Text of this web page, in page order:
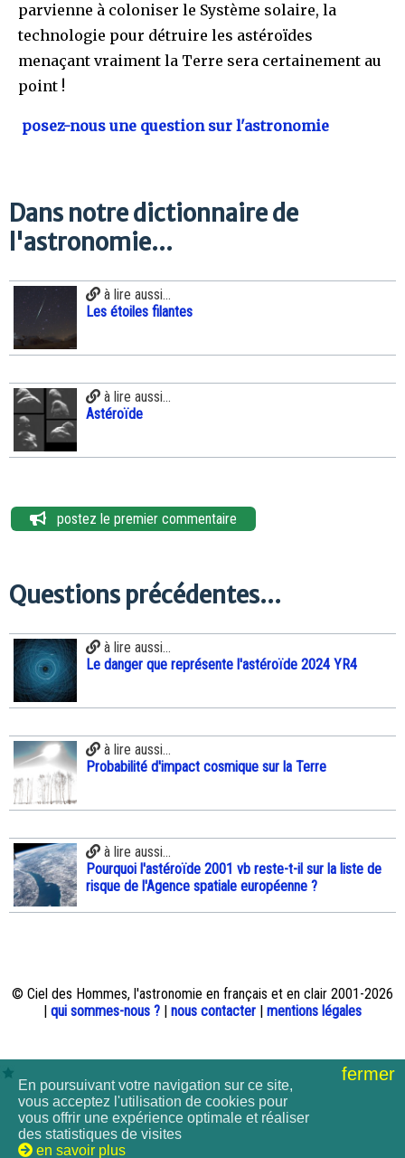
parvienne à coloniser le Système solaire, la
technologie pour détruire les astéroïdes
menaçant vraiment la Terre sera certainement au
point !
posez-nous une question sur l'astronomie
Dans notre dictionnaire de
l'astronomie...
à lire aussi...
Les étoiles filantes
à lire aussi...
Astéroïde
postez le premier commentaire
Questions précédentes...
à lire aussi...
Le danger que représente l'astéroïde 2024 YR4
à lire aussi...
Probabilité d'impact cosmique sur la Terre
à lire aussi...
Pourquoi l'astéroïde 2001 vb reste-t-il sur la liste de
risque de l'Agence spatiale européenne ?
© Ciel des Hommes, l'astronomie en français et en clair 2001-2026
| qui sommes-nous ? | nous contacter | mentions légales
fermer
En poursuivant votre navigation sur ce site,
vous acceptez l'utilisation de cookies pour
vous offrir une expérience optimale et réaliser
des statistiques de visites
en savoir plus